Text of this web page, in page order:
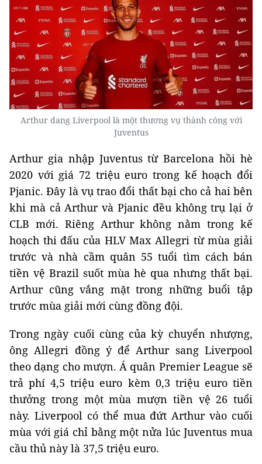
Arthur dang Liverpool là một thương vụ thành công với
Juventus
Arthur gia nhập Juventus từ Barcelona hồi hè
2020 với giá 72 triệu euro trong kế hoạch đổi
Pjanic. Đây là vụ trao đổi thất bại cho cả hai bên
khi mà cả Arthur và Pjanic đều không trụ lại ở
CLB mới. Riêng Arthur không nằm trong kế
hoạch thi đấu của HLV Max Allegri từ mùa giải
trước và nhà cầm quân 55 tuổi tìm cách bán
tiền vệ Brazil suốt mùa hè qua nhưng thất bại.
Arthur cũng vắng mặt trong những buổi tập
trước mùa giải mới cùng đồng đội.
Trong ngày cuối cùng của kỳ chuyển nhượng,
ông Allegri đồng ý để Arthur sang Liverpool
theo dạng cho mượn. Á quân Premier League sẽ
trả phí 4,5 triệu euro kèm 0,3 triệu euro tiền
thưởng trong một mùa mượn tiền vệ 26 tuổi
này. Liverpool có thể mua đứt Arthur vào cuối
mùa với giá chỉ bằng một nửa lúc Juventus mua
cầu thủ này là 37,5 triệu euro.